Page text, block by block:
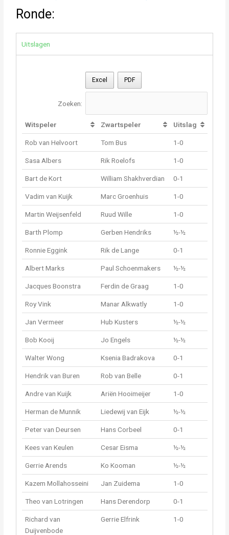
Ronde:
Uitslagen
Excel PDF
Zoeken:
Witspeler Zwartspeler Uitslag
Rob van Helvoort Tom Bus 1-0
Sasa Albers Rik Roelofs 1-0
Bart de Kort William Shakhverdian 0-1
Vadim van Kuijk Marc Groenhuis 1-0
Martin Weijsenfeld Ruud Wille 1-0
Barth Plomp Gerben Hendriks ½-½
Ronnie Eggink Rik de Lange 0-1
Albert Marks Paul Schoenmakers ½-½
Jacques Boonstra Ferdin de Graag 1-0
Roy Vink Manar Alkwatly 1-0
Jan Vermeer Hub Kusters ½-½
Bob Kooij Jo Engels ½-½
Walter Wong Ksenia Badrakova 0-1
Hendrik van Buren Rob van Belle 0-1
Andre van Kuijk Ariën Hooimeijer 1-0
Herman de Munnik Liedewij van Eijk ½-½
Peter van Deursen Hans Corbeel 0-1
Kees van Keulen Cesar Eisma ½-½
Gerrie Arends Ko Kooman ½-½
Kazem Mollahosseini Jan Zuidema 1-0
Theo van Lotringen Hans Derendorp 0-1
Richard van
Duijvenbode
Gerrie Elfrink 1-0